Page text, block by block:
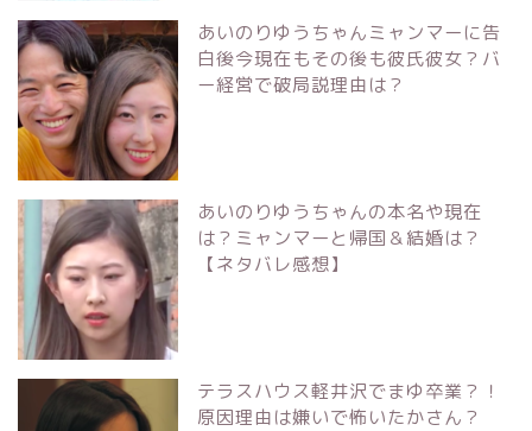
あいのりゆうちゃんミャンマーに告
白後今現在もその後も彼氏彼女？バ
ー経営で破局説理由は？
あいのりゆうちゃんの本名や現在
は？ミャンマーと帰国＆結婚は？
【ネタバレ感想】
テラスハウス軽井沢でまゆ卒業？！
原因理由は嫌いで怖いたかさん？